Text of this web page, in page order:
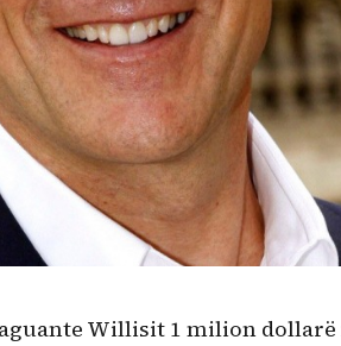
Willisit 1 milion